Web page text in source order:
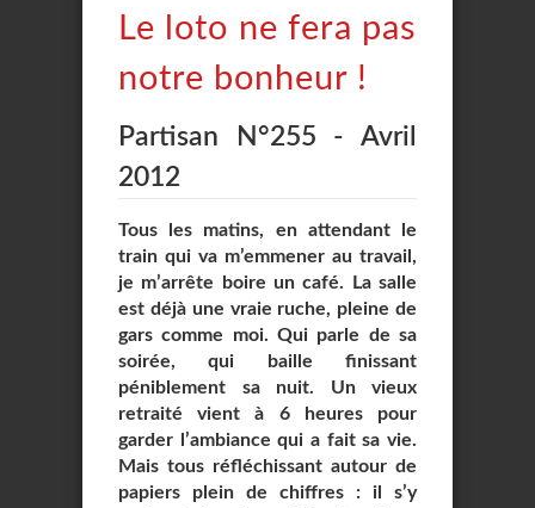
Le loto ne fera pas
notre bonheur !
Partisan N°255 - Avril
2012
Tous les matins, en attendant le
train qui va m’emmener au travail,
je m’arrête boire un café. La salle
est déjà une vraie ruche, pleine de
gars comme moi. Qui parle de sa
soirée, qui baille finissant
péniblement sa nuit. Un vieux
retraité vient à 6 heures pour
garder l’ambiance qui a fait sa vie.
Mais tous réfléchissant autour de
papiers plein de chiffres : il s’y